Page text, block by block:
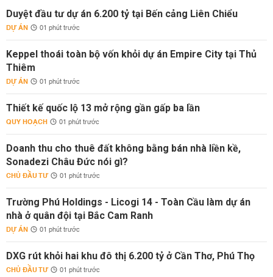
Duyệt đầu tư dự án 6.200 tỷ tại Bến cảng Liên Chiểu
DỰ ÁN 01 phút trước
Keppel thoái toàn bộ vốn khỏi dự án Empire City tại Thủ
Thiêm
DỰ ÁN 01 phút trước
Thiết kế quốc lộ 13 mở rộng gần gấp ba lần
QUY HOẠCH 01 phút trước
Doanh thu cho thuê đất không bằng bán nhà liền kề,
Sonadezi Châu Đức nói gì?
CHỦ ĐẦU TƯ 01 phút trước
Trường Phú Holdings - Licogi 14 - Toàn Cầu làm dự án
nhà ở quân đội tại Bắc Cam Ranh
DỰ ÁN 01 phút trước
DXG rút khỏi hai khu đô thị 6.200 tỷ ở Cần Thơ, Phú Thọ
CHỦ ĐẦU TƯ 01 phút trước